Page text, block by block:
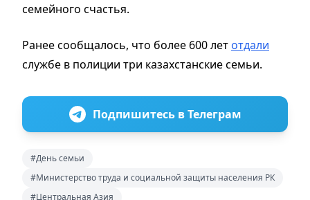
семейного счастья.
Ранее сообщалось, что более 600 лет отдали
службе в полиции три казахстанские семьи.
Подпишитесь в Телеграм
#День семьи
#Министерство труда и социальной защиты населения РК
#Центральная Азия